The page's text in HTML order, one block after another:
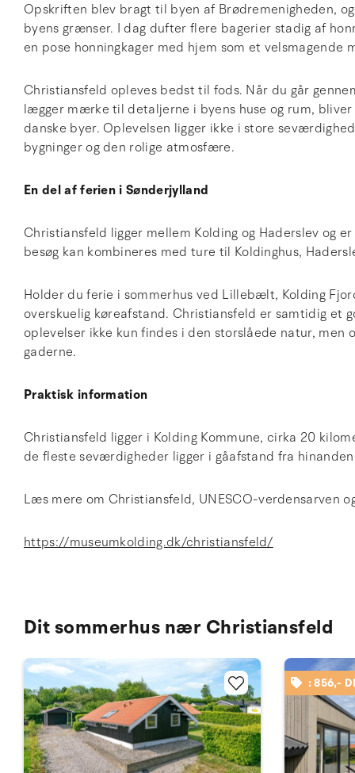
Opskriften blev bragt til byen af Brødremenigheden,
byens grænser. I dag dufter flere bagerier stadig af
en pose honningkager med hjem som et velsmagende
Christiansfeld opleves bedst til fods. Når du går
lægger mærke til detaljerne i byens huse og rum,
danske byer. Oplevelsen ligger ikke i store
bygninger og den rolige atmosfære.
En del af ferien i Sønderjylland
Christiansfeld ligger mellem Kolding og Haderslev og
besøg kan kombineres med ture til Koldinghus,
Holder du ferie i sommerhus ved Lillebælt, Kolding
overskuelig køreafstand. Christiansfeld er samtidig et
oplevelser ikke kun findes i den storslåede natur,
gaderne.
Praktisk information
Christiansfeld ligger i Kolding Kommune, cirka 20
de fleste seværdigheder ligger i gåafstand fra
Læs mere om Christiansfeld, UNESCO-verdensarven
https://museumkolding.dk/christiansfeld/
Dit sommerhus nær Christiansfeld
: 856,-